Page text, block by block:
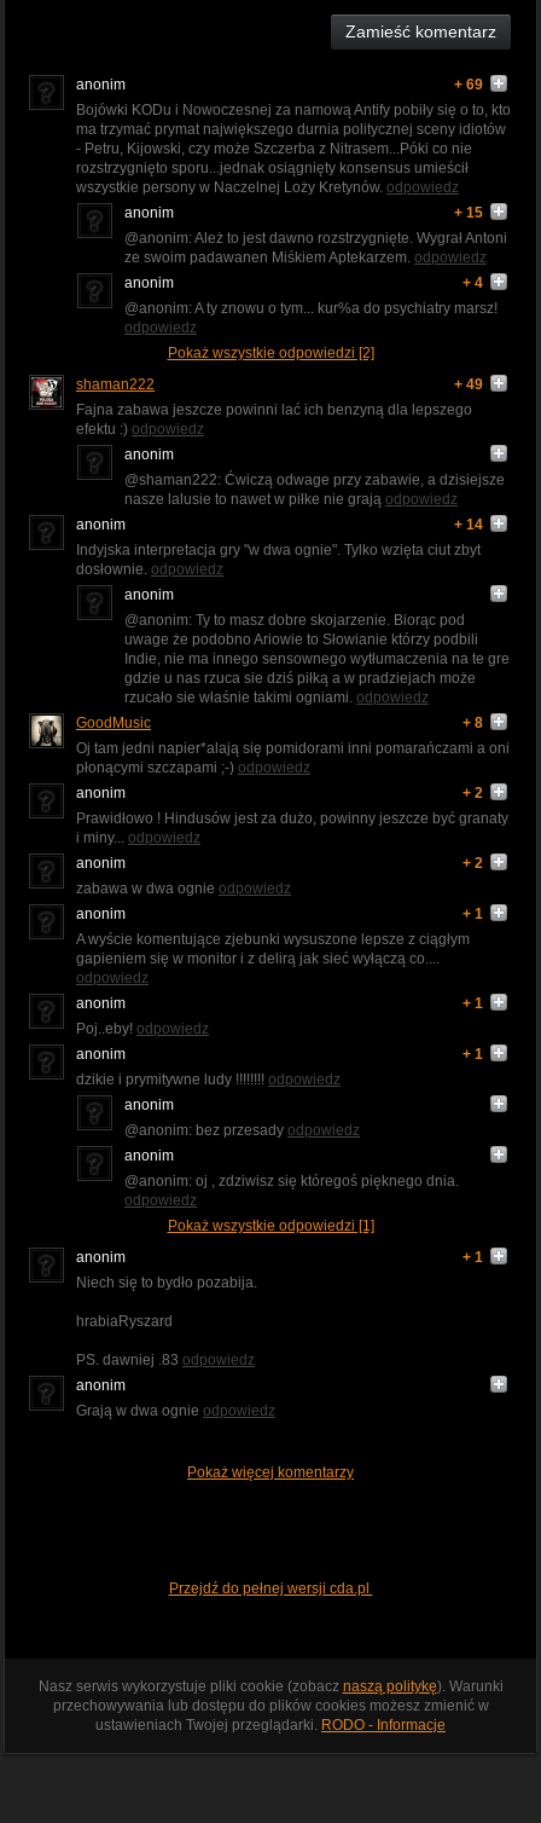
Zamieść komentarz
anonim
+ 69
Bojówki KODu i Nowoczesnej za namową Antify pobiły się o to, kto
ma trzymać prymat największego durnia politycznej sceny idiotów
- Petru, Kijowski, czy może Szczerba z Nitrasem...Póki co nie
rozstrzygnięto sporu...jednak osiągnięty konsensus umieścił
wszystkie persony w Naczelnej Loży Kretynów. odpowiedz
anonim
+ 15
@anonim: Ależ to jest dawno rozstrzygnięte. Wygrał Antoni
ze swoim padawanen Miśkiem Aptekarzem. odpowiedz
anonim
+ 4
@anonim: A ty znowu o tym... kur%a do psychiatry marsz!
odpowiedz
Pokaż wszystkie odpowiedzi [2]
shaman222
+ 49
Fajna zabawa jeszcze powinni lać ich benzyną dla lepszego
efektu :) odpowiedz
anonim
@shaman222: Ćwiczą odwage przy zabawie, a dzisiejsze
nasze lalusie to nawet w piłke nie grają odpowiedz
anonim
+ 14
Indyjska interpretacja gry "w dwa ognie". Tylko wzięta ciut zbyt
dosłownie. odpowiedz
anonim
@anonim: Ty to masz dobre skojarzenie. Biorąc pod
uwage że podobno Ariowie to Słowianie którzy podbili
Indie, nie ma innego sensownego wytłumaczenia na te gre
gdzie u nas rzuca sie dziś piłką a w pradziejach może
rzucało sie właśnie takimi ogniami. odpowiedz
GoodMusic
+ 8
Oj tam jedni napier*alają się pomidorami inni pomarańczami a oni
płonącymi szczapami ;-) odpowiedz
anonim
+ 2
Prawidłowo ! Hindusów jest za dużo, powinny jeszcze być granaty
i miny... odpowiedz
anonim
+ 2
zabawa w dwa ognie odpowiedz
anonim
+ 1
A wyście komentujące zjebunki wysuszone lepsze z ciągłym
gapieniem się w monitor i z delirą jak sieć wyłączą co....
odpowiedz
anonim
+ 1
Poj..eby! odpowiedz
anonim
+ 1
dzikie i prymitywne ludy !!!!!!!! odpowiedz
anonim
@anonim: bez przesady odpowiedz
anonim
@anonim: oj , zdziwisz się któregoś pięknego dnia.
odpowiedz
Pokaż wszystkie odpowiedzi [1]
anonim
+ 1
Niech się to bydło pozabija.
hrabiaRyszard
PS. dawniej .83 odpowiedz
anonim
Grają w dwa ognie odpowiedz
Pokaż więcej komentarzy
Przejdź do pełnej wersji cda.pl
Nasz serwis wykorzystuje pliki cookie (zobacz naszą politykę). Warunki
przechowywania lub dostępu do plików cookies możesz zmienić w
ustawieniach Twojej przeglądarki. RODO - Informacje